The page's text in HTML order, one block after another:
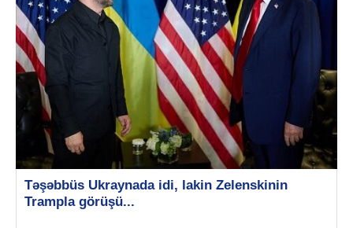
Təşəbbüs Ukraynada idi, lakin Zelenskinin
Trampla görüşü...